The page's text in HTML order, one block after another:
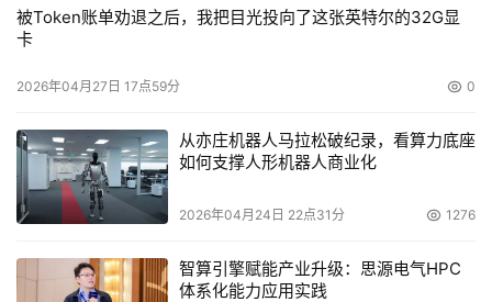
被Token账单劝退之后，我把目光投向了这张英特尔的32G显
卡
2026年04月27日 17点59分 0
从亦庄机器人马拉松破纪录，看算力底座
如何支撑人形机器人商业化
2026年04月24日 22点31分 1276
智算引擎赋能产业升级：思源电气HPC
体系化能力应用实践